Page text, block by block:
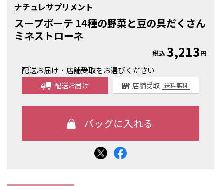
ナチュレサプリメント
スープボーテ 14種の野菜と豆の具だくさん
ミネストローネ
税込3,213円
配送お届け・店舗受取をお選びください
配送お届け 店舗受取 送料無料